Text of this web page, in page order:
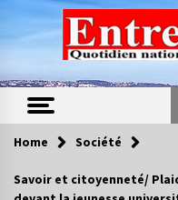
content
Contes de chez
Home Société
Savoir et citoyenneté/